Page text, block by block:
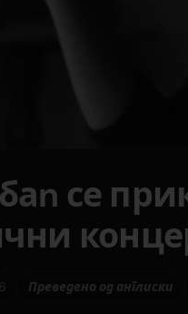
се
Преведено од англиски